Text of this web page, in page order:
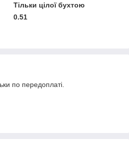
Тільки цілої бухтою
0.51
по передоплаті.